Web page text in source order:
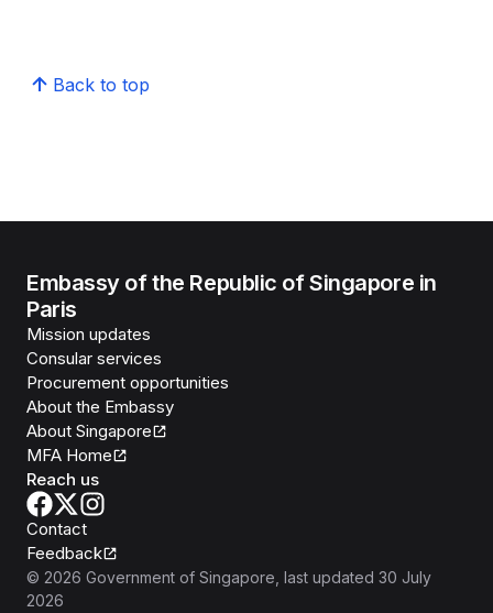
Back to top
Embassy of the Republic of Singapore in
Paris
Mission updates
Consular services
Procurement opportunities
About the Embassy
About Singapore
MFA Home
Reach us
Contact
Feedback
© 2026 Government of Singapore , last updated 30 July
2026